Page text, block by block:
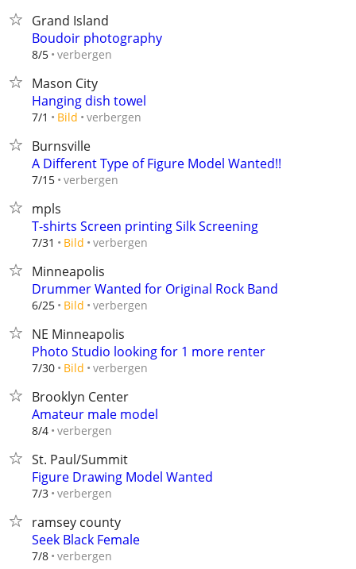
Grand Island
Boudoir photography
8/5 verbergen
Mason City
Hanging dish towel
7/1 Bild verbergen
Burnsville
A Different Type of Figure Model Wanted!!
7/15 verbergen
mpls
T-shirts Screen printing Silk Screening
7/31 Bild verbergen
Minneapolis
Drummer Wanted for Original Rock Band
6/25 Bild verbergen
NE Minneapolis
Photo Studio looking for 1 more renter
7/30 Bild verbergen
Brooklyn Center
Amateur male model
8/4 verbergen
St. Paul/Summit
Figure Drawing Model Wanted
7/3 verbergen
ramsey county
Seek Black Female
7/8 verbergen